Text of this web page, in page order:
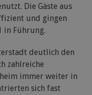
Die Gäste aus
und gingen
in Führung.
deutlich den
zahlreiche
immer weiter in
sich fast